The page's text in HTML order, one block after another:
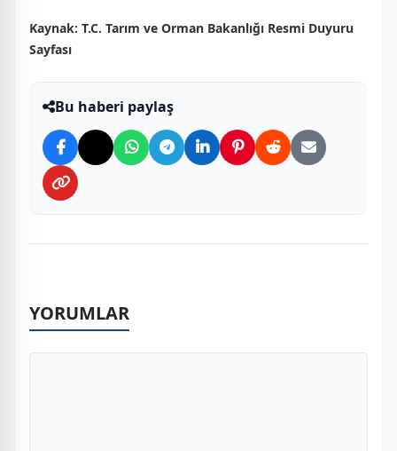
Kaynak: T.C. Tarım ve Orman Bakanlığı Resmi Duyuru
Sayfası
Bu haberi paylaş
YORUMLAR